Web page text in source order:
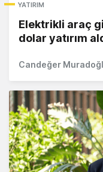
YATIRIM
Elektrikli araç
dolar yatırım
Candeğer